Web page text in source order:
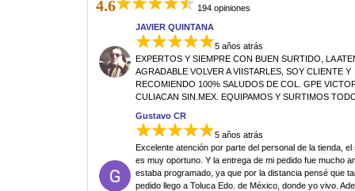
4.6
194 opiniones
JAVIER QUINTANA
5 años atrás
EXPERTOS Y SIEMPRE CON BUEN SURTIDO, LA
AGRADABLE VOLVER A VIISTARLES, SOY CLIENTE Y
RECOMIENDO 100% SALUDOS DE COL. GPE
CULIACAN SIN.MEX. EQUIPAMOS Y SURTIMOS
Gustavo CR
5 años atrás
Excelente atención por parte del personal de la tienda, el
es muy oportuno. Y la entrega de mi pedido fue mucho
estaba programado, ya que por la distancia pensé que
pedido llego a Toluca Edo. de México, donde yo vivo.